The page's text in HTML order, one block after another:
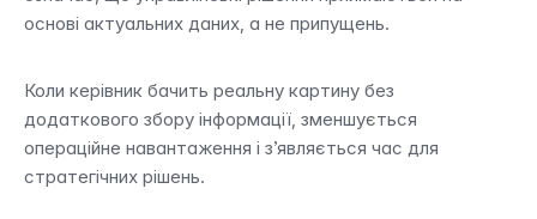
основі актуальних даних, а не припущень.
Коли керівник бачить реальну картину без
додаткового збору інформації, зменшується
операційне навантаження і з’являється час для
стратегічних рішень.